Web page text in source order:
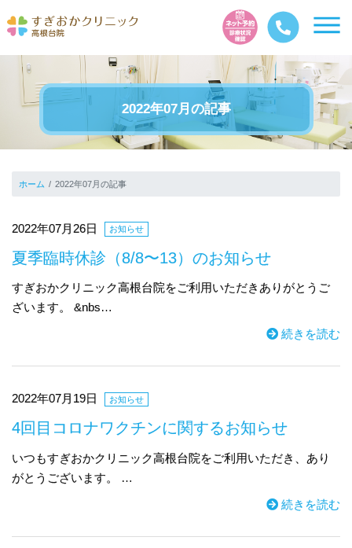
2022年07月の記事
ホーム 2022年07月の記事
2022年07月26日 お知らせ
夏季臨時休診（8/8〜13）のお知らせ
すぎおかクリニック高根台院をご利用いただきありがとうご
ざいます。 &nbs…
続きを読む
2022年07月19日 お知らせ
4回目コロナワクチンに関するお知らせ
いつもすぎおかクリニック高根台院をご利用いただき、あり
がとうございます。 …
続きを読む